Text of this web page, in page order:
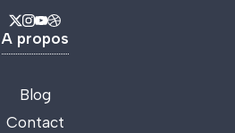
A propos
Blog
Contact